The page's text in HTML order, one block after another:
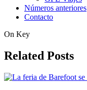
Números anteriores
Contacto
On Key
Related Posts